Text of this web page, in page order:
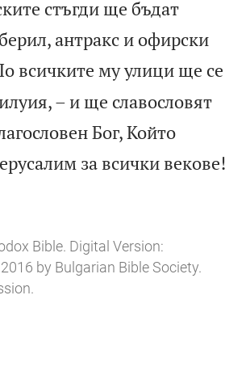
стъгди ще бъдат
антракс и офирски
всичките му улици ще се
– и ще славословят
Бог, Който
за всички векове!
Bible. Digital Version:
by Bulgarian Bible Society.